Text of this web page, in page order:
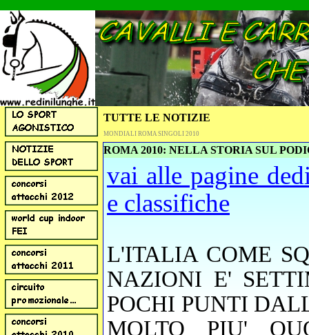
TUTTE LE NOTIZIE
MONDIALI ROMA SINGOLI 2010
ROMA 2010: NELLA STORIA SUL
vai alle pagine
e classifiche
L'ITALIA COME
NAZIONI E'
POCHI PUNTI
MOLTO PIU'